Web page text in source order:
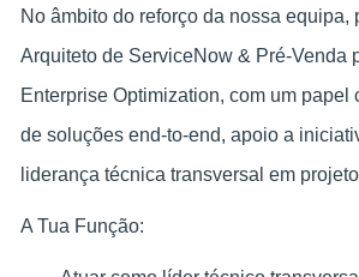
No âmbito do reforço da nossa equipa,
Arquiteto de ServiceNow & Pré-Venda
Enterprise Optimization, com um papel
de soluções end-to-end, apoio a
liderança técnica transversal em
A Tua Função: